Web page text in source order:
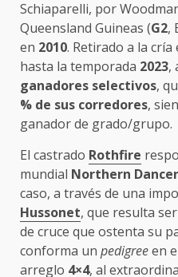
Schiaparelli, por
Queensland Guineas (G2,
en 2010. Retirado a la cría
hasta la temporada 2023,
ganadores selectivos,
% de sus corredores,
ganador de grado/grupo.
El castrado Rothfire
mundial Northern
caso, a través de una
Hussonet, que resulta
de cruce que ostenta su
conforma un pedigreeen
arreglo 4×4, al